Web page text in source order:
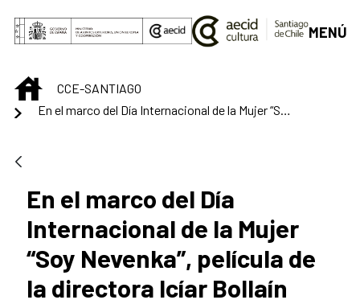
Saltar al contenido principal
MENÚ
INICIOCCE-SANTIAGO
En el marco del Día
Internacional de la Mujer
“Soy Nevenka”, película de
la directora Icíar Bollaín